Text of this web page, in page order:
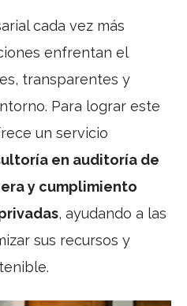
cada vez más
enfrentan el
transparentes y
Para lograr este
un servicio
en auditoría de
y cumplimiento
, ayudando a las
sus recursos y